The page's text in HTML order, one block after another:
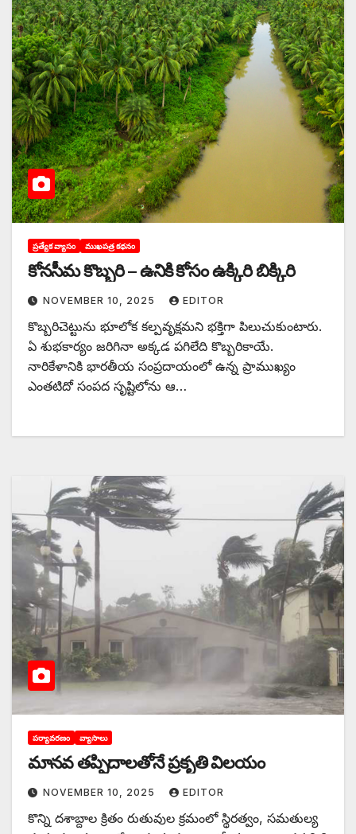
ప్రత్యేక వ్యాసం ముఖపత్ర కథనం
కోనసీమ కొబ్బరి – ఉనికి కోసం ఉక్కిరి బిక్కిరి
NOVEMBER 10, 2025 EDITOR
కొబ్బరిచెట్టును భూలోక కల్పవృక్షమని భక్తిగా పిలుచుకుంటారు.
ఏ శుభకార్యం జరిగినా అక్కడ పగిలేది కొబ్బరికాయే.
నారికేళానికి భారతీయ సంప్రదాయంలో ఉన్న ప్రాముఖ్యం
ఎంతటిదో సంపద సృష్టిలోను ఆ…
పర్యావరణం వ్యాసాలు
మానవ తప్పిదాలతోనే ప్రకృతి విలయం
NOVEMBER 10, 2025 EDITOR
కొన్ని దశాబ్దాల క్రితం రుతువుల క్రమంలో స్థిరత్వం, సమతుల్య